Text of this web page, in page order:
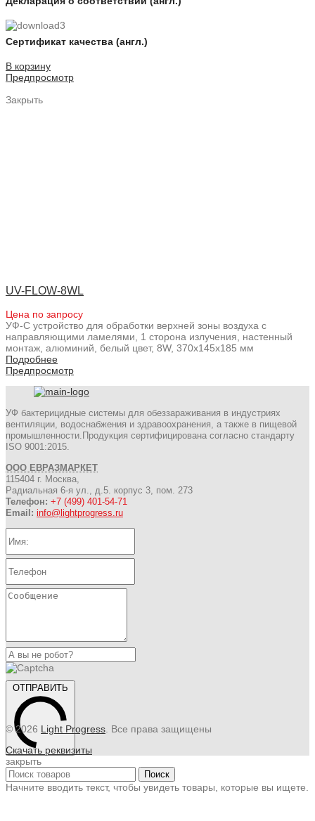
Сертификат качества (англ.)
В корзину
Предпросмотр
Закрыть
UV-FLOW-8WL
Цена по запросу
УФ-С устройство для обработки верхней зоны воздуха с
направляющими ламелями, 1 сторона излучения, настенный
монтаж, алюминий, белый цвет, 8W, 370x145x185 мм
Подробнее
Предпросмотр
УФ бактерицидные системы для обеззараживания в индустриях
вентиляции, водоснабжения и здравоохранения, а также в пищевой
промышленности.Продукция сертифицирована согласно стандарту
ISO 9001:2015.
ООО ЕВРАЗМАРКЕТ
115404 г. Москва,
Радиальная 6-я ул., д.5. корпус 3, пом. 273
Телефон: +7 (499) 401-54-71
Email: info@lightprogress.ru
ОТПРАВИТЬ
© 2026 Light Progress. Все права защищены
Скачать реквизиты
закрыть
Поиск
Начните вводить текст, чтобы увидеть товары, которые вы ищете.